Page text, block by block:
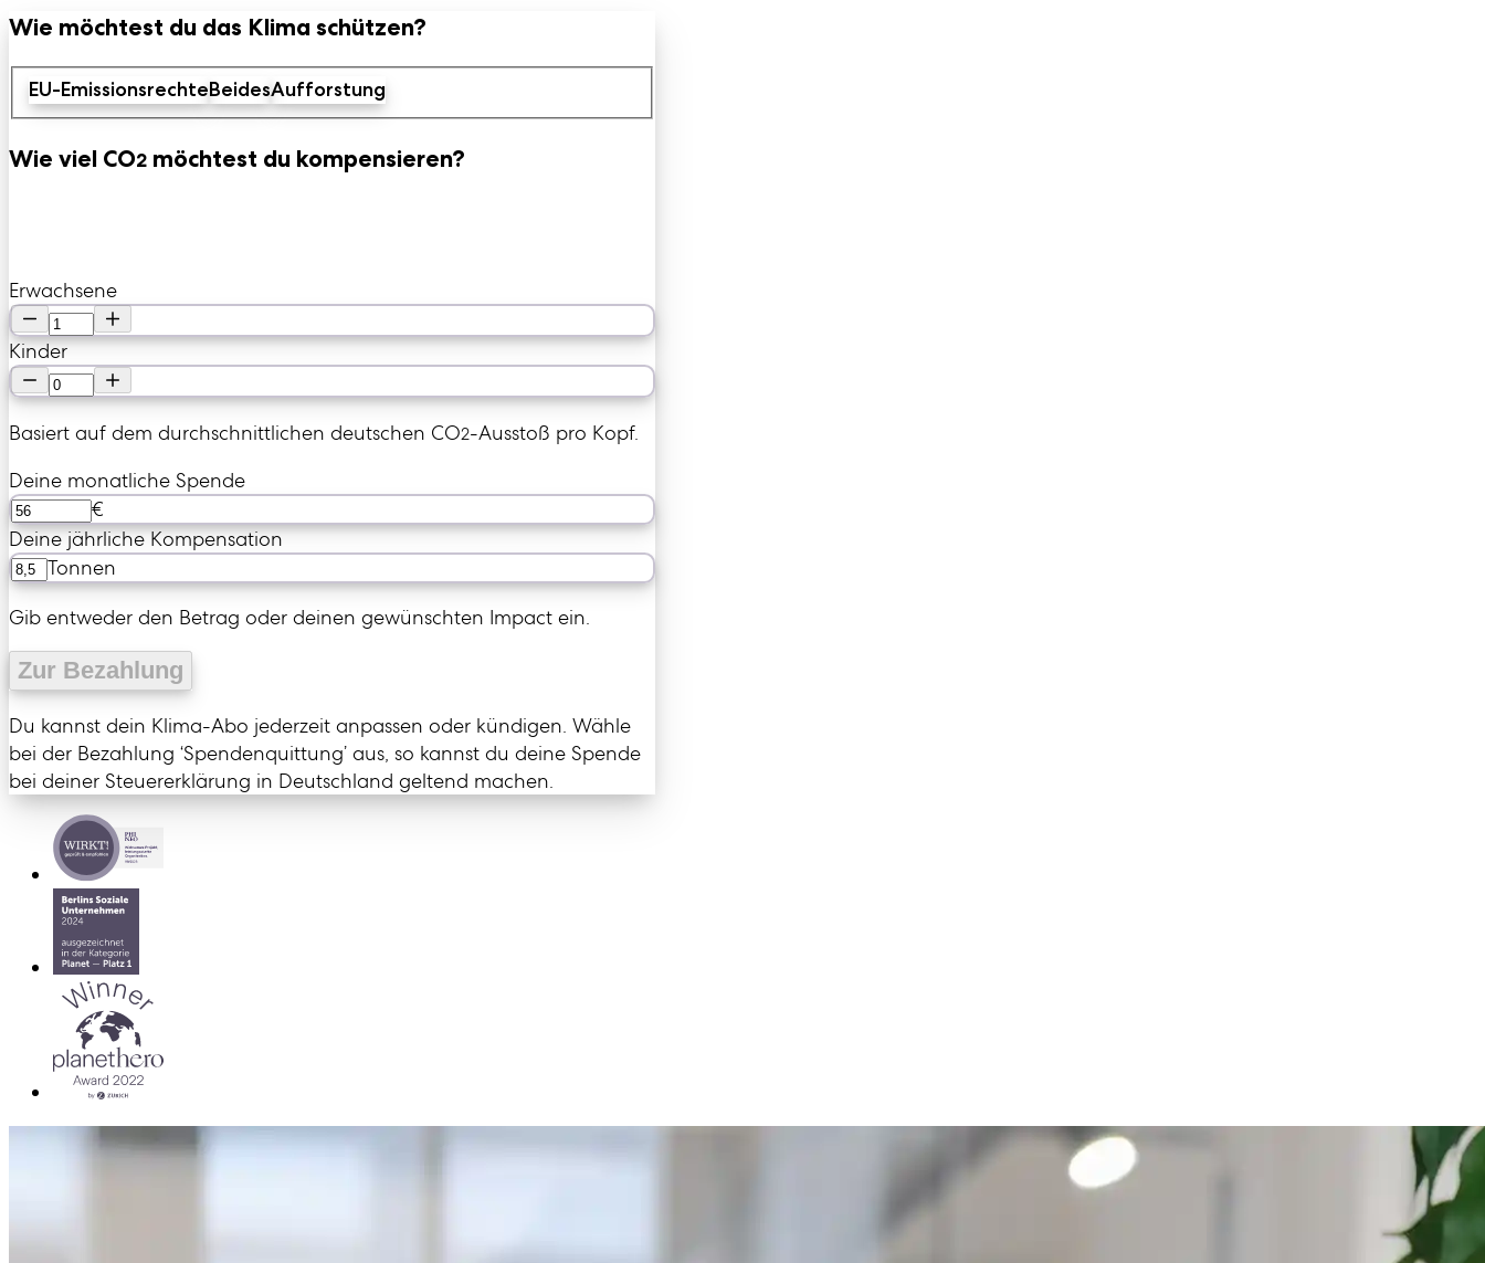
Wie möchtest du das Klima schützen?
EU-EmissionsrechteBeidesAufforstung
Wie viel CO2 möchtest du kompensieren?
Erwachsene
Kinder
Basiert auf dem durchschnittlichen deutschen CO2-Ausstoß pro Kopf.
Deine monatliche Spende
€
Deine jährliche Kompensation
Tonnen
Gib entweder den Betrag oder deinen gewünschten Impact ein.
Zur Bezahlung
Du kannst dein Klima-Abo jederzeit anpassen oder kündigen. Wähle
bei der Bezahlung ‘Spendenquittung’ aus, so kannst du deine Spende
bei deiner Steuererklärung in Deutschland geltend machen.